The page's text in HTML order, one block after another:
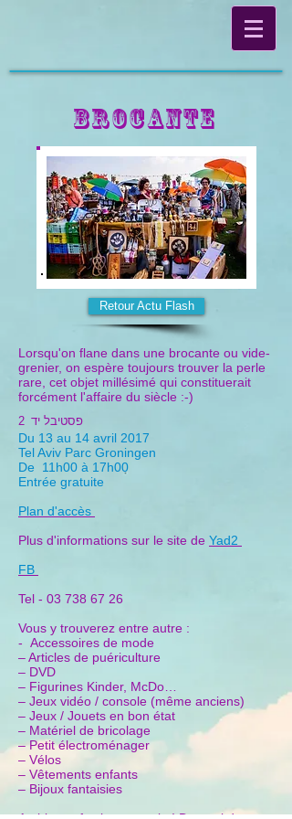
Brocante
Retour Actu Flash
Lorsqu'on flane dans une brocante ou vide-
grenier, on espère toujours trouver la perle
rare, cet objet millésimé qui constituerait
forcément l'affaire du siècle :-)
פסטיבל יד 2
Du 13 au 14 avril 2017
Tel Aviv Parc Groningen
De 11h00 à 17h00
Entrée gratuite
Plan d'accès
Plus d'informations sur le site de Yad2
FB
Tel - 03 738 67 26
Vous y trouverez entre autre :
- Accessoires de mode
– Articles de puériculture
– DVD
– Figurines Kinder, McDo…
– Jeux vidéo / console (même anciens)
– Jeux / Jouets en bon état
– Matériel de bricolage
– Petit électroménager
– Vélos
– Vêtements enfants
– Bijoux fantaisies